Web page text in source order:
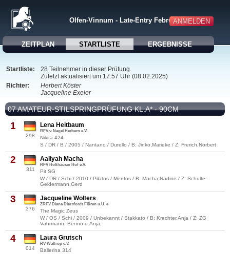
ANMELDEN
Olfen-Vinnum - Late-Entry Februar 2025
ZEITPLAN STARTLISTE ERGEBNISSE
Startliste:
28 Teilnehmer in dieser Prüfung.
Zuletzt aktualisiert um 17:57 Uhr (08.02.2025)
Richter:
Herbert Köster
Jacqueline Exeler
07 AMATEUR-STILSPRINGPRÜFUNG KL.A* - 90CM
1
298
Lena Heitbaum
RFV v. Nagel Herbern e.V.
Nikita 424
S / DR / B / 2005 / Nantano / Durello / B: Jinko,Marieke / Z: Frerich,Norbert
2
311
Aaliyah Macha
RFV Holthäuser Hof e.V.
Pit SG
W / DR / Schi / 2010 / Pilatus / Mentos / B: Macha,Nadine / Z: Schulte-
Geldermann,Gerd
3
376
Jacqueline Wolters
ZRFV Diana Diersfordt Flüren u.U. e
The Magic Zeus
W / OS / Schi / 2009 / Unbekannt / Stakkato / B: Krechter,Anja / Z: ZG
Vahrmann, Benno u.Anja,
4
014
Laura Grutsch
RV Waltrop e.V.
Ballerina 314